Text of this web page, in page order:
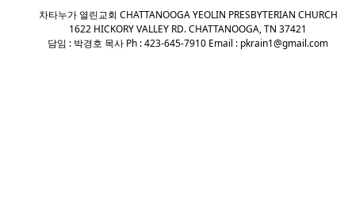
차타누가 열린교회 CHATTANOOGA YEOLIN PRESBYTERIAN CHURCH
1622 HICKORY VALLEY RD. CHATTANOOGA, TN 37421
담임 : 박경호 목사 Ph : 423-645-7910 Email : pkrain1@gmail.com